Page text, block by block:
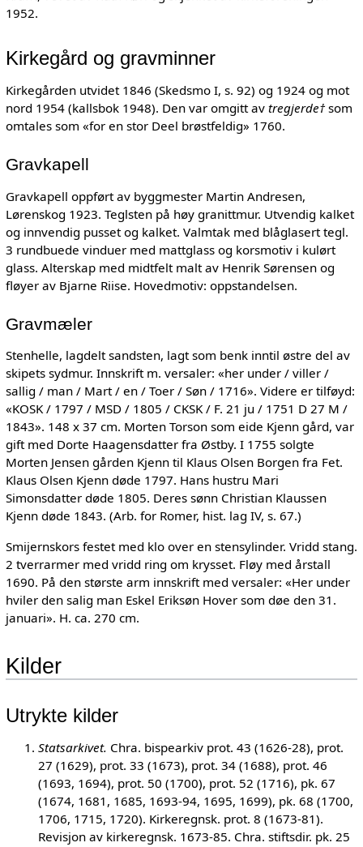
1952.
Kirkegård og gravminner
Kirkegården utvidet 1846 (Skedsmo I, s. 92) og 1924 og mot
nord 1954 (kallsbok 1948). Den var omgitt av tregjerde†som
omtales som «for en stor Deel brøstfeldig» 1760.
Gravkapell
Gravkapell oppført av byggmester Martin Andresen,
Lørenskog 1923. Teglsten på høy granittmur. Utvendig kalket
og innvendig pusset og kalket. Valmtak med blåglasert tegl.
3 rundbuede vinduer med mattglass og korsmotiv i kulørt
glass. Alterskap med midtfelt malt av Henrik Sørensen og
fløyer av Bjarne Riise. Hovedmotiv: oppstandelsen.
Gravmæler
Stenhelle, lagdelt sandsten, lagt som benk inntil østre del av
skipets sydmur. Innskrift m. versaler: «her under / viller /
sallig / man / Mart / en / Toer / Søn / 1716». Videre er tilføyd:
«KOSK / 1797 / MSD / 1805 / CKSK / F. 21 ju / 1751 D 27 M /
1843». 148 x 37 cm. Morten Torson som eide Kjenn gård, var
gift med Dorte Haagensdatter fra Østby. I 1755 solgte
Morten Jensen gården Kjenn til Klaus Olsen Borgen fra Fet.
Klaus Olsen Kjenn døde 1797. Hans hustru Mari
Simonsdatter døde 1805. Deres sønn Christian Klaussen
Kjenn døde 1843. (Arb. for Romer, hist. lag IV, s. 67.)
Smijernskors festet med klo over en stensylinder. Vridd stang.
2 tverrarmer med vridd ring om krysset. Fløy med årstall
1690. På den største arm innskrift med versaler: «Her under
hviler den salig man Eskel Eriksøn Hover som døe den 31.
januari». H. ca. 270 cm.
Kilder
Utrykte kilder
Statsarkivet. Chra. bispearkiv prot. 43 (1626-28), prot.
27 (1629), prot. 33 (1673), prot. 34 (1688), prot. 46
(1693, 1694), prot. 50 (1700), prot. 52 (1716), pk. 67
(1674, 1681, 1685, 1693-94, 1695, 1699), pk. 68 (1700,
1706, 1715, 1720). Kirkeregnsk. prot. 8 (1673-81).
Revisjon av kirkeregnsk. 1673-85. Chra. stiftsdir. pk. 25